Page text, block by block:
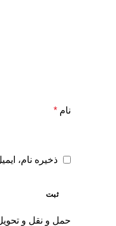
نام *
ذخیره نام،
حمل و نقل و